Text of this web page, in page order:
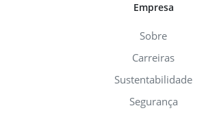
Empresa
Sobre
Carreiras
Sustentabilidade
Segurança